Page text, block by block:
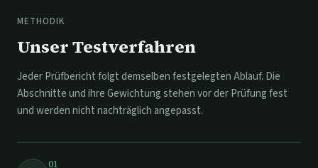
METHODIK
Unser Testverfahren
Jeder Prüfbericht folgt demselben festgelegten Ablauf. Die
Abschnitte und ihre Gewichtung stehen vor der Prüfung fest
und werden nicht nachträglich angepasst.
01